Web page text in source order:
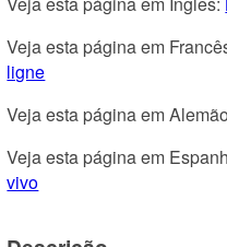
Veja esta página em
ligne
Veja esta página em
Veja esta página em
vivo